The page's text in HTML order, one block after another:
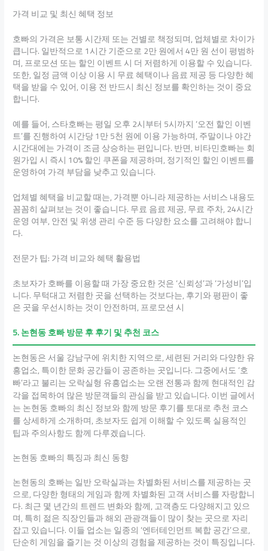
가격 비교 및 최신 혜택 정보
호빠의 가격은 보통 시간제 또는 건별로 책정되며, 업체별로 차이가
큽니다. 일반적으로 1시간 기준으로 2만 원에서 4만 원 선이 평범하
며, 프로모션 또는 할인 이벤트 시 더 저렴하게 이용할 수 있습니다.
또한, 일정 금액 이상 이용 시 무료 혜택이나 음료 제공 등 다양한 혜
택을 받을 수 있어, 이용 전 반드시 최신 정보를 확인하는 것이 중요
합니다.
예를 들어, 스타호빠는 평일 오후 2시부터 5시까지 ‘오전 할인 이벤
트’를 진행하여 시간당 1만 5천 원에 이용 가능하며, 주말이나 야간
시간대에는 가격이 조금 상승하는 편입니다. 반면, 비타민호빠는 회
원가입 시 즉시 10% 할인 쿠폰을 제공하며, 정기적인 할인 이벤트를
운영하여 가격 부담을 낮추고 있습니다.
업체별 혜택을 비교할 때는, 가격뿐 아니라 제공하는 서비스 내용도
꼼꼼히 살펴보는 것이 좋습니다. 무료 음료 제공, 무료 주차, 24시간
운영 여부, 안전 및 위생 관리 수준 등 다양한 요소를 고려해야 합니
다.
전문가 팁: 가격 비교와 혜택 활용법
초보자가 호빠를 이용할 때 가장 중요한 것은 ‘신뢰성’과 ‘가성비’입
니다. 무턱대고 저렴한 곳을 선택하는 것보다는, 후기와 평판이 좋
은 곳을 우선시하는 것이 안전하며, 프로모션 시
5. 논현동 호빠 방문 후 후기 및 추천 코스
논현동은 서울 강남구에 위치한 지역으로, 세련된 거리와 다양한 유
흥업소, 특이한 문화 공간들이 공존하는 곳입니다. 그중에서도 ‘호
빠’라고 불리는 오락실형 유흥업소는 오랜 전통과 함께 현대적인 감
각을 접목하여 많은 방문객들의 관심을 받고 있습니다. 이번 글에서
는 논현동 호빠의 최신 정보와 함께 방문 후기를 토대로 추천 코스
를 상세하게 소개하며, 초보자도 쉽게 이해할 수 있도록 실용적인
팁과 주의사항도 함께 다루겠습니다.
논현동 호빠의 특징과 최신 동향
논현동의 호빠는 일반 오락실과는 차별화된 서비스를 제공하는 곳
으로, 다양한 형태의 게임과 함께 차별화된 고객 서비스를 자랑합니
다. 최근 몇 년간의 트렌드 변화와 함께, 고객층도 다양해지고 있으
며, 특히 젊은 직장인들과 해외 관광객들이 많이 찾는 곳으로 자리
잡고 있습니다. 이들 업소는 일종의 ‘엔터테인먼트 복합 공간’으로,
단순히 게임을 즐기는 것 이상의 경험을 제공하는 것이 특징입니다.